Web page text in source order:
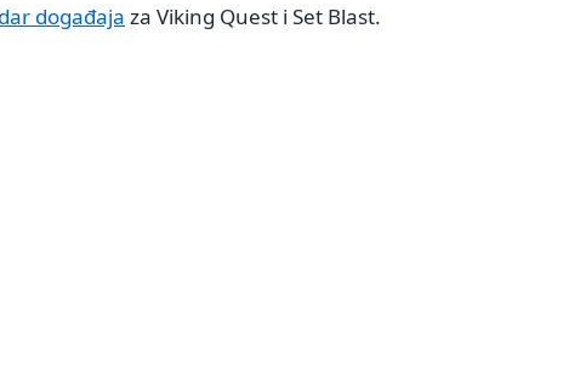
događaja za Viking Quest i Set Blast.